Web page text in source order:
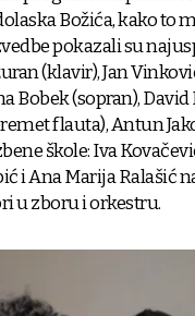
Božića, kako to
pokazali su
(klavir), Jan
Bobek (sopran),
flauta), Antun
škole: Iva
i Ana Marija Ralašić
u zboru i orkestru.